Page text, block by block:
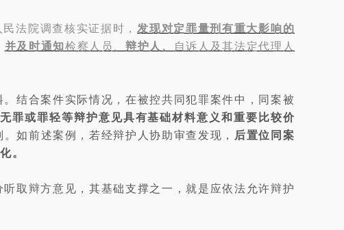
民法院调查核实证据时， 发现对定罪量刑有重大影响的
并及时通知检察人员、辩护人、
自诉人及其法定代理人
。结合案件实际情况，在被控共同犯罪案件中，同案被
罪或罪轻等辩护意见具有基础材料意义和重要比较价
如前述案例，若经辩护人协助审查发现，
后置位同案
。
取辩方意见，其基础支撑之一，就是应依法允许辩护